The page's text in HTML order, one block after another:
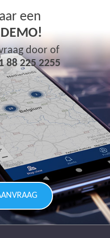
een
door of
88 225 2255